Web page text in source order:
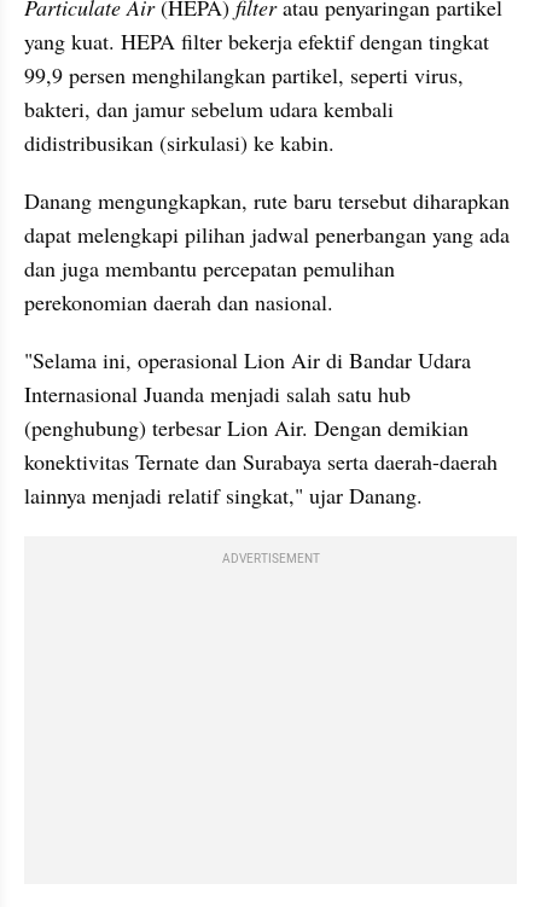
Particulate Air (HEPA) filter atau penyaringan partikel
yang kuat. HEPA filter bekerja efektif dengan tingkat
99,9 persen menghilangkan partikel, seperti virus,
bakteri, dan jamur sebelum udara kembali
didistribusikan (sirkulasi) ke kabin.
Danang mengungkapkan, rute baru tersebut diharapkan
dapat melengkapi pilihan jadwal penerbangan yang ada
dan juga membantu percepatan pemulihan
perekonomian daerah dan nasional.
"Selama ini, operasional Lion Air di Bandar Udara
Internasional Juanda menjadi salah satu hub
(penghubung) terbesar Lion Air. Dengan demikian
konektivitas Ternate dan Surabaya serta daerah-daerah
lainnya menjadi relatif singkat," ujar Danang.
ADVERTISEMENT